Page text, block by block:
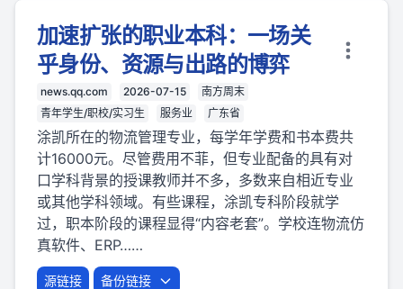
加速扩张的职业本科：一场关
乎身份、资源与出路的博弈
news.qq.com 2026-07-15
南方周末
青年学生/职校/实习生
服务业 广东省
涂凯所在的物流管理专业，每学年学费和书本费共
计16000元。尽管费用不菲，但专业配备的具有对
口学科背景的授课教师并不多，多数来自相近专业
或其他学科领域。有些课程，涂凯专科阶段就学
过，职本阶段的课程显得“内容老套”。学校连物流仿
真软件、ERP……
源链接 备份链接